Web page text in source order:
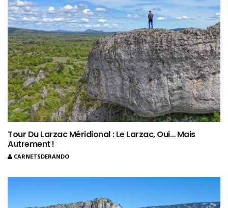
Tour Du Larzac Méridional : Le Larzac, Oui… Mais
Autrement !
CARNETSDERANDO